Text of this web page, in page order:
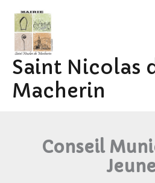
contenu
Saint Nicolas
Macherin
Conseil